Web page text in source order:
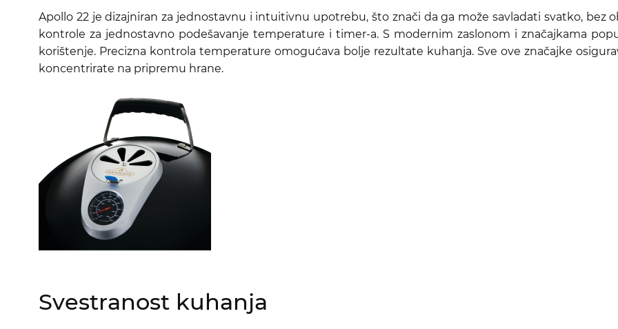
Apollo 22 je dizajniran za jednostavnu i intuitivnu upotrebu, što znači da ga može savladati svatko, bez
kontrole za jednostavno podešavanje temperature i timer-a. S modernim zaslonom i značajkama
korištenje. Precizna kontrola temperature omogućava bolje rezultate kuhanja. Sve ove značajke
koncentrirate na pripremu hrane.
Svestranost kuhanja